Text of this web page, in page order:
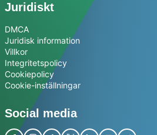
Juridiskt
DMCA
Juridisk information
Villkor
Integritetspolicy
Cookiepolicy
Cookie-inställningar
Social media